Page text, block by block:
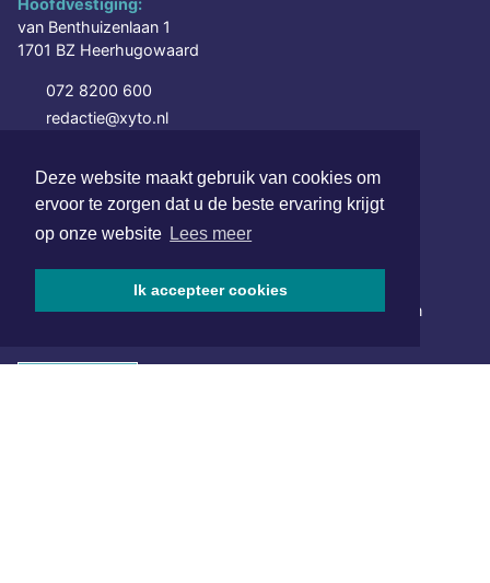
Deze website maakt gebruik van cookies om
ervoor te zorgen dat u de beste ervaring krijgt
op onze website Lees meer
Ik accepteer cookies
van Benthuizenlaan 1
1701 BZ Heerhugowaard
072 8200 600
redactie@xyto.nl
SOCIAL MEDIA
NIEUWSBRIEF AANMELDEN
Schrijf je in voor onze nieuwsbrief en krijg wekelijks een